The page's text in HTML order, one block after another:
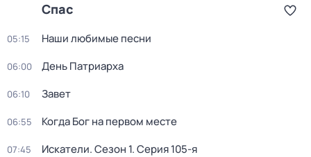
Спас
05:15 Наши любимые песни
06:00 День Патриарха
06:10 Зaвeт
06:55 Когда Бог на первом месте
07:45 Искатели. Сезон 1. Серия 105-я